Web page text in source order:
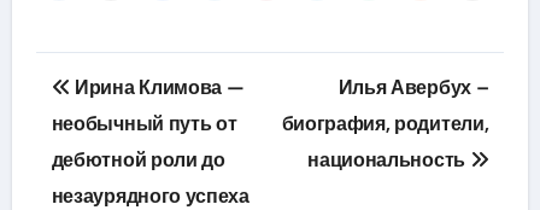
Навигация
по
записям
Ирина Климова —
необычный путь от
дебютной роли до
незаурядного успеха
Илья Авербух –
биография, родители,
национальность